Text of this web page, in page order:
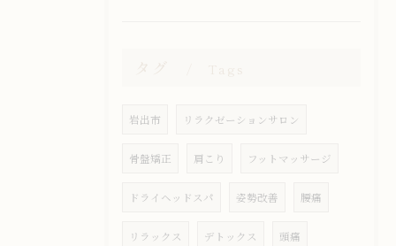
岩出市 リラクゼーションサロン
骨盤矯正 肩こり フットマッサージ
ドライヘッドスパ 姿勢改善 腰痛
リラックス デトックス 頭痛